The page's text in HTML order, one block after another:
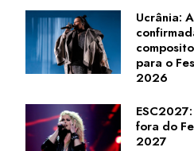
Ucrânia:
para o
2026
fora do
2027